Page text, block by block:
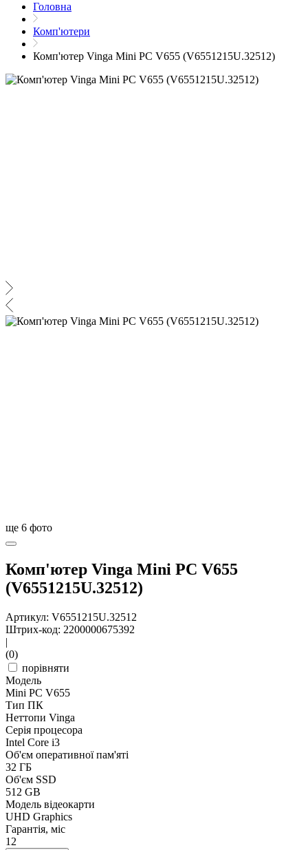
Головна
Комп'ютери
Комп'ютер Vinga Mini PC V655 (V6551215U.32512)
ще 6 фото
Комп'ютер Vinga Mini PC V655
(V6551215U.32512)
Артикул: V6551215U.32512
Штрих-код: 2200000675392
|
(0)
порівняти
Модель
Mini PC V655
Тип ПК
Неттопи Vinga
Серія процесора
Intel Core i3
Об'єм оперативної пам'яті
32 ГБ
Об'єм SSD
512 GB
Модель відеокарти
UHD Graphics
Гарантія, міс
12